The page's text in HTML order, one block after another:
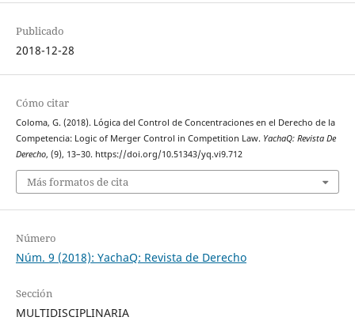
Publicado
2018-12-28
Cómo citar
Coloma, G. (2018). Lógica del Control de Concentraciones en el Derecho de la
Competencia: Logic of Merger Control in Competition Law. YachaQ: Revista De
Derecho, (9), 13–30. https://doi.org/10.51343/yq.vi9.712
Más formatos de cita
Número
Núm. 9 (2018): YachaQ: Revista de Derecho
Sección
MULTIDISCIPLINARIA